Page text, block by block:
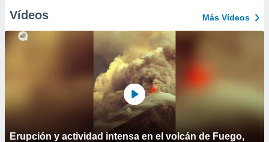
Vídeos Más Vídeos
Erupción y actividad intensa en el volcán de Fuego,